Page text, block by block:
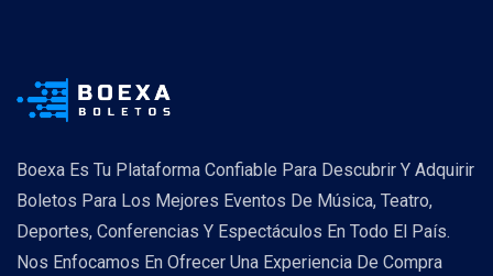
Boexa Es Tu Plataforma Confiable Para Descubrir Y Adquirir
Boletos Para Los Mejores Eventos De Música, Teatro,
Deportes, Conferencias Y Espectáculos En Todo El País.
Nos Enfocamos En Ofrecer Una Experiencia De Compra